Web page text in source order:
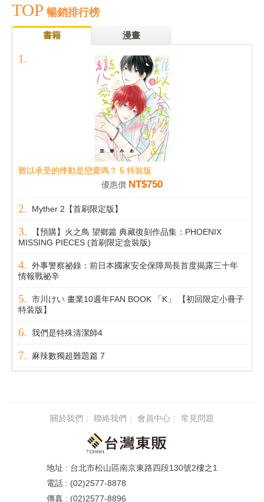
TOP 暢銷排行榜
書籍 漫畫
難以承受的悸動是戀愛嗎？ 5 特裝版
優惠價 NT$750
Myther 2【首刷限定版】
【預購】火之鳥 望鄉篇 典藏復刻作品集：PHOENIX
MISSING PIECES (首刷限定盒裝版)
外事警察祕錄：前日本國家安全保障局長首度揭露三十年
情報戰祕辛
市川けい 畫業10週年FAN BOOK 「K」 【初回限定小冊子
特装版】
我們是特殊清潔師4
麻辣數獨超難題篇 7
關於我們 聯絡我們 會員中心 常見問題
台北市松山區南京東路四段130號2樓之1
(02)2577-8878
(02)2577-8896